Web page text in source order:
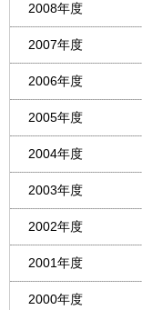
2008年度
2007年度
2006年度
2005年度
2004年度
2003年度
2002年度
2001年度
2000年度